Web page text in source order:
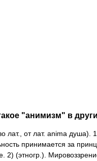
"анимизм" в
лат., от лат. anima душа).
принимается за
2) (этногр.).